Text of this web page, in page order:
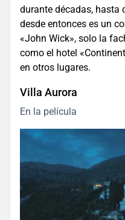
durante décadas, hasta
desde entonces es un
«John Wick», solo la
como el hotel
en otros lugares.
Villa Aurora
En la película